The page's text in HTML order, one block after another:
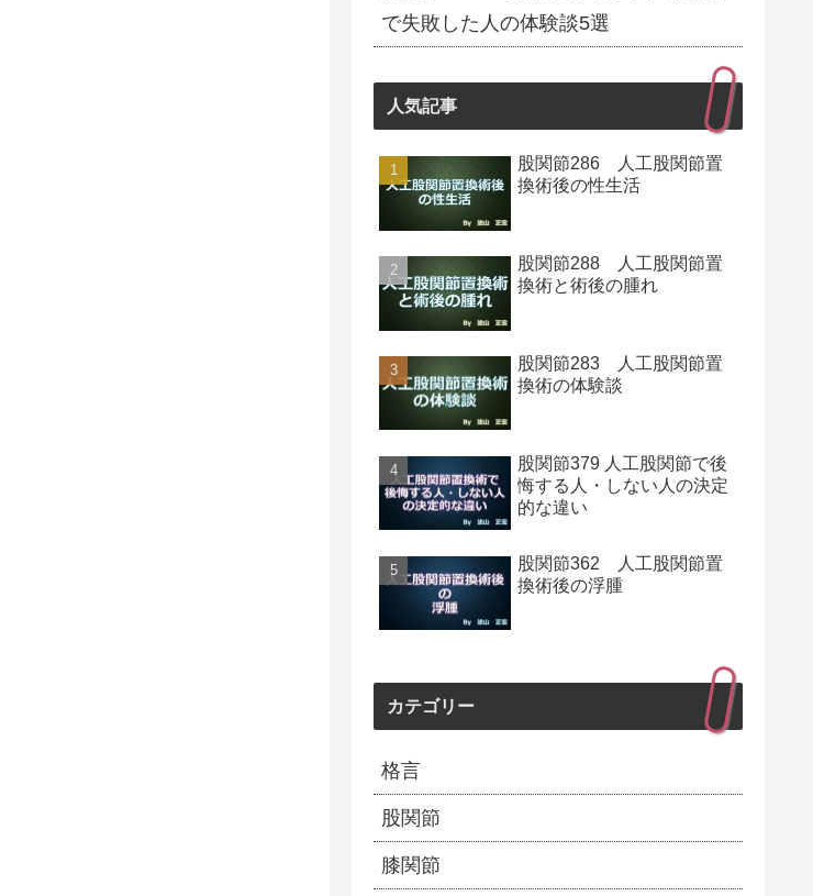
で失敗した人の体験談5選
人気記事
股関節286 人工股関節置
換術後の性生活
股関節288 人工股関節置
換術と術後の腫れ
股関節283 人工股関節置
換術の体験談
股関節379 人工股関節で後
悔する人・しない人の決定
的な違い
股関節362 人工股関節置
換術後の浮腫
カテゴリー
格言
股関節
膝関節